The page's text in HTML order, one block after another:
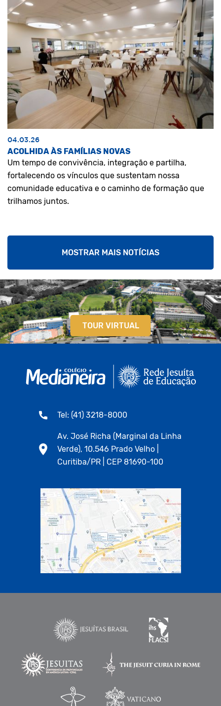
04.03.26
ACOLHIDA ÀS FAMÍLIAS NOVAS
Um tempo de convivência, integração e partilha,
fortalecendo os vínculos que sustentam nossa
comunidade educativa e o caminho de formação que
trilhamos juntos.
MOSTRAR MAIS NOTÍCIAS
TOUR VIRTUAL
Tel: (41) 3218-8000
Av. José Richa (Marginal da Linha
Verde), 10.546 Prado Velho |
Curitiba/PR | CEP 81690-100